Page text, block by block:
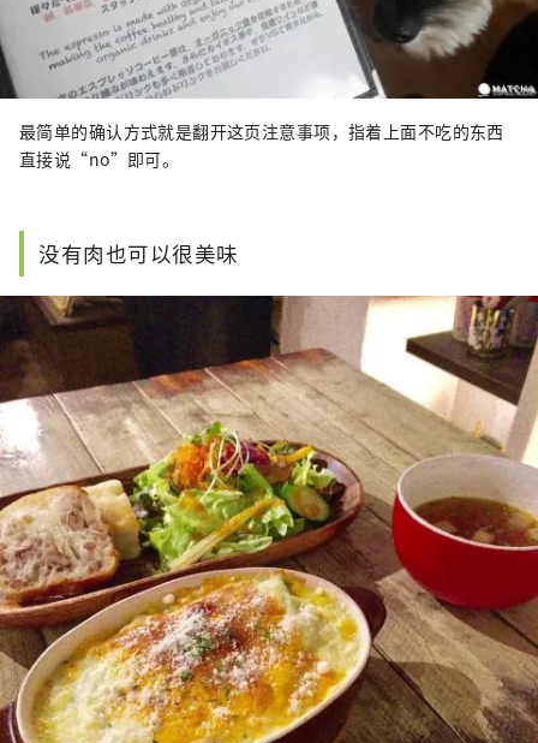
最简单的确认方式就是翻开这页注意事项，指着上面不吃的东西
直接说“no”即可。
没有肉也可以很美味